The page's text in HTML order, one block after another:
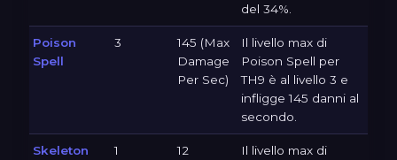
del 34%.
Poison
Spell
3
145 (Max
Damage
Per Sec)
Il livello max di
Poison Spell per
TH9 è al livello 3 e
infligge 145 danni al
secondo.
Skeleton
1
12
Il livello max di